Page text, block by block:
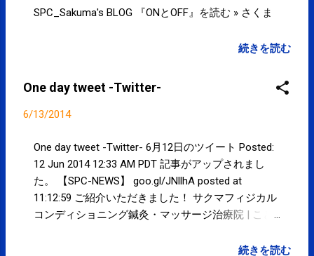
receivin...
SPC_Sakuma's BLOG 『ONとOFF』を読む » さくま
続きを読む
One day tweet -Twitter-
6/13/2014
One day tweet -Twitter- 6月12日のツイート Posted:
12 Jun 2014 12:33 AM PDT 記事がアップされまし
た。 【SPC-NEWS】 goo.gl/JNllhA posted at
11:12:59 ご紹介いただきました！ サクマフィジカル
コンディショニング鍼灸・マッサージ治療院 | こと
日この頃 もうやだ！こんなの！ 誰かなんと...続きを読む